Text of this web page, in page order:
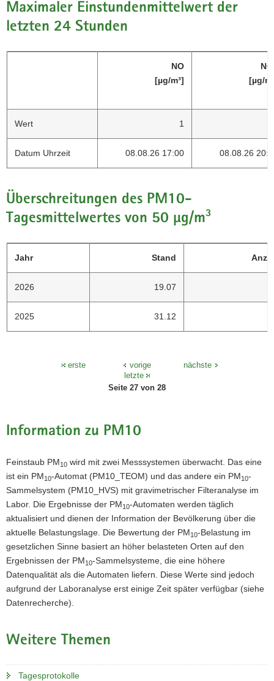
Maximaler Einstundenmittelwert der
letzten 24 Stunden
NO
[µg/m³]
[µg/
Wert 1
Datum Uhrzeit 08.08.26 17:00 08.08.26
Überschreitungen des PM10-
Tagesmittelwertes von 50 µg/m³
Jahr Stand
2026 19.07
2025 31.12
erste vorige
Seite 27 von 28
nächste
letzte
Information zu PM10
Feinstaub PM10 wird mit zwei Messsystemen überwacht. Das eine
ist ein PM10-Automat (PM10_TEOM) und das andere ein PM10-
Sammelsystem (PM10_HVS) mit gravimetrischer Filteranalyse im
Labor. Die Ergebnisse der PM10-Automaten werden täglich
aktualisiert und dienen der Information der Bevölkerung über die
aktuelle Belastungslage. Die Bewertung der PM10-Belastung im
gesetzlichen Sinne basiert an höher belasteten Orten auf den
Ergebnissen der PM10-Sammelsysteme, die eine höhere
Datenqualität als die Automaten liefern. Diese Werte sind jedoch
aufgrund der Laboranalyse erst einige Zeit später verfügbar (siehe
Datenrecherche).
Weitere Themen
Tagesprotokolle